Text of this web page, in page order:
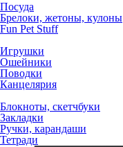
Посуда
Брелоки, жетоны, кулоны
Fun Pet Stuff
Игрушки
Ошейники
Поводки
Канцелярия
Блокноты, скетчбуки
Закладки
Ручки, карандаши
Тетради